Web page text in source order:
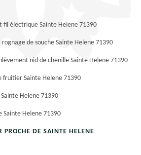
fil électrique Sainte Helene 71390
de souche Sainte Helene 71390
nid de chenille Sainte Helene 71390
fruitier Sainte Helene 71390
Helene 71390
Sainte Helene 71390
PROCHE DE SAINTE HELENE